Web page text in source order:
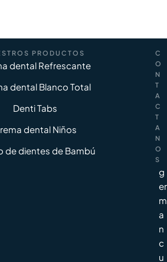
PRODUCTOS
dental Refrescante
dental Blanco Total
Denti Tabs
dental Niños
de dientes de Bambú
C
O
N
T
A
C
T
A
N
O
S
g
er
m
a
n
c
u